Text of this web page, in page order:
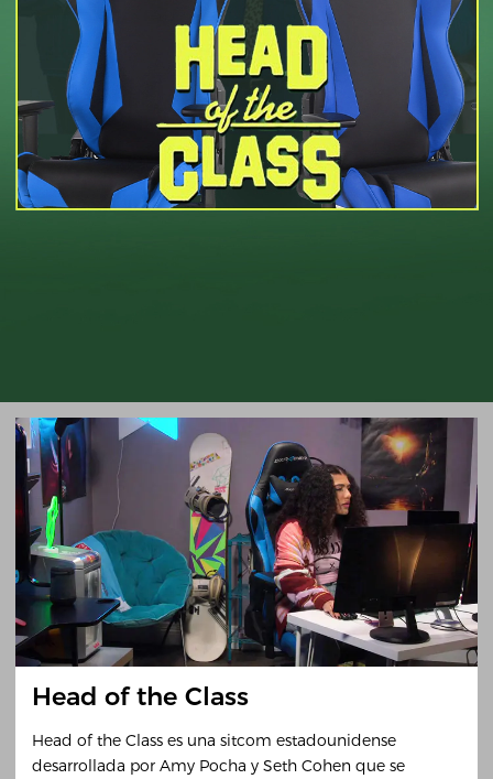
Head of the Class
Head of the Class es una sitcom estadounidense
desarrollada por Amy Pocha y Seth Cohen que se